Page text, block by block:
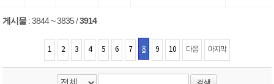
게시물:3844 ~ 3835 /3914
1 2 3 4 5 6 7 8 9 10 다음 마지막